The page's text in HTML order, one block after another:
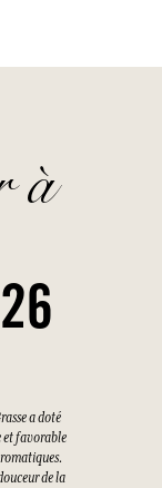
à
a doté
et favorable
de la